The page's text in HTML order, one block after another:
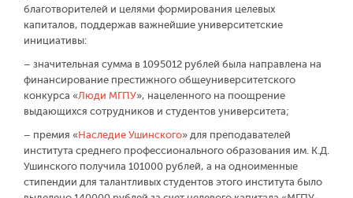
благотворителей и целями формирования целевых
капиталов, поддержав важнейшие университетские
инициативы:
– значительная сумма в 1 095 012 рублей была направлена на
финансирование престижного общеуниверситетского
конкурса «Люди МГПУ», нацеленного на поощрение
выдающихся сотрудников и студентов университета;
– премия «Наследие Ушинского» для преподавателей
института среднего профессионального образования им. К.Д.
Ушинского получила 101 000 рублей, а на одноименные
стипендии для талантливых студентов этого института было